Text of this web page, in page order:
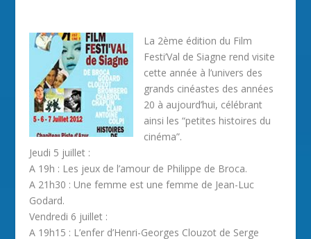
La 2ème édition du Film
Festi’Val de Siagne rend visite
cette année à l’univers des
grands cinéastes des années
20 à aujourd’hui, célébrant
ainsi les “petites histoires du
cinéma”.
Jeudi 5 juillet :
A 19h : Les jeux de l’amour de Philippe de Broca.
A 21h30 : Une femme est une femme de Jean-Luc
Godard.
Vendredi 6 juillet :
A 19h15 : L’enfer d’Henri-Georges Clouzot de Serge